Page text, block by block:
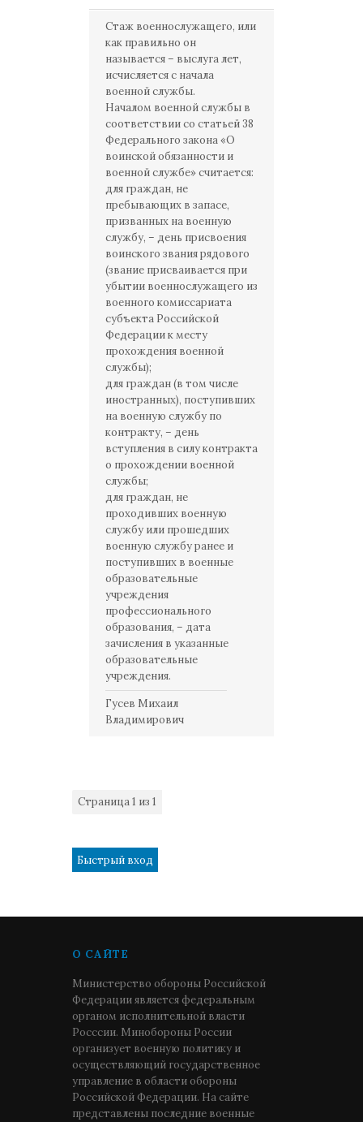
Стаж военнослужащего, или
как правильно он
называется – выслуга лет,
исчисляется с начала
военной службы.
Началом военной службы в
соответствии со статьей 38
Федерального закона «О
воинской обязанности и
военной службе» считается:
для граждан, не
пребывающих в запасе,
призванных на военную
службу, – день присвоения
воинского звания рядового
(звание присваивается при
убытии военнослужащего из
военного комиссариата
субъекта Российской
Федерации к месту
прохождения военной
службы);
для граждан (в том числе
иностранных), поступивших
на военную службу по
контракту, – день
вступления в силу контракта
о прохождении военной
службы;
для граждан, не
проходивших военную
службу или прошедших
военную службу ранее и
поступивших в военные
образовательные
учреждения
профессионального
образования, – дата
зачисления в указанные
образовательные
учреждения.
Гусев Михаил
Владимирович
Страница1 из 1
О САЙТЕ
Министерство обороны Российской
Федерации является федеральным
органом исполнительной власти
Росссии. Минобороны России
организует военную политику и
осуществляющий государственное
управление в области обороны
Российской Федерации. На сайте
представлены последние военные